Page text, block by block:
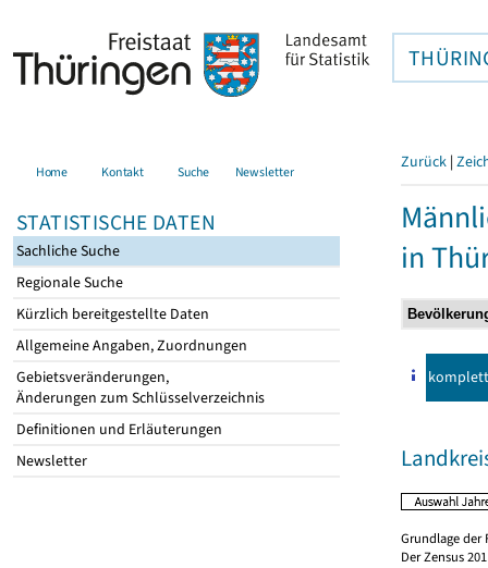
Home Kontakt Suche Newsletter
STATISTISCHE DATEN
Sachliche Suche
Regionale Suche
Kürzlich bereitgestellte Daten
Allgemeine Angaben, Zuordnungen
Gebietsveränderungen,
Änderungen zum Schlüsselverzeichnis
Definitionen und Erläuterungen
Newsletter
Zurück |
in
komplett
Grundlage der
Der Zensus